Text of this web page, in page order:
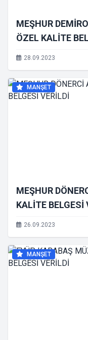
MEŞHUR
ÖZEL KALİTE
28.09.2023
MANŞET
MEŞHUR
KALİTE BELGESİ
26.09.2023
MANŞET